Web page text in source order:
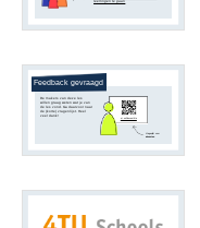
leerlingen te gaan
De makers van deze les
willen graag weten wat je van
de les vond. Ga daarvoor naar
de (korte) vragenlijst. Heel
veel dank!
Feedback gevraagd
Vragenlijst voor
docenten
ut.onl/docent4tu